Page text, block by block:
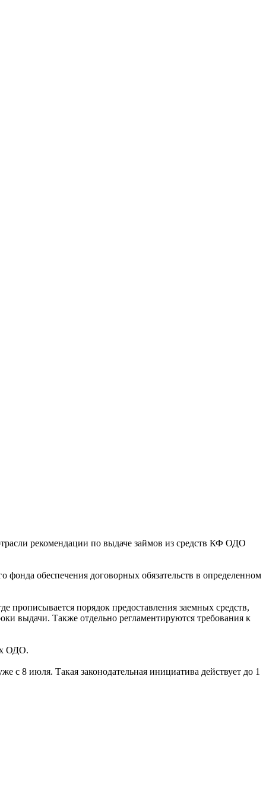
рекомендации по выдаче займов из средств КФ ОДО
фонда обеспечения договорных обязательств в определенном
порядок предоставления заемных средств,
выдачи. Также отдельно регламентируются требования к
ОДО.
с 8 июля. Такая законодательная инициатива действует до 1